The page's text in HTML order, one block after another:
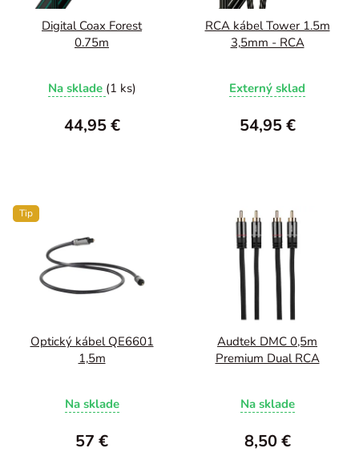
Digital Coax Forest
0.75m
Na sklade (1 ks)
44,95 €
RCA kábel Tower 1.5m
3,5mm - RCA
Externý sklad
54,95 €
Tip
Optický kábel QE6601
1,5m
Na sklade
57 €
Audtek DMC 0,5m
Premium Dual RCA
Na sklade
8,50 €